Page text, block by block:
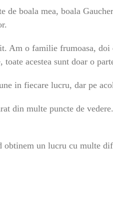
de boala mea, boala
Am o familie frumoasa,
acestea sunt doar o
in fiecare lucru, dar pe
din multe puncte de
obtinem un lucru cu multe